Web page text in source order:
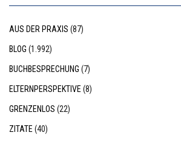
AUS DER PRAXIS (87)
BLOG (1.992)
BUCHBESPRECHUNG (7)
ELTERNPERSPEKTIVE (8)
GRENZENLOS (22)
ZITATE (40)